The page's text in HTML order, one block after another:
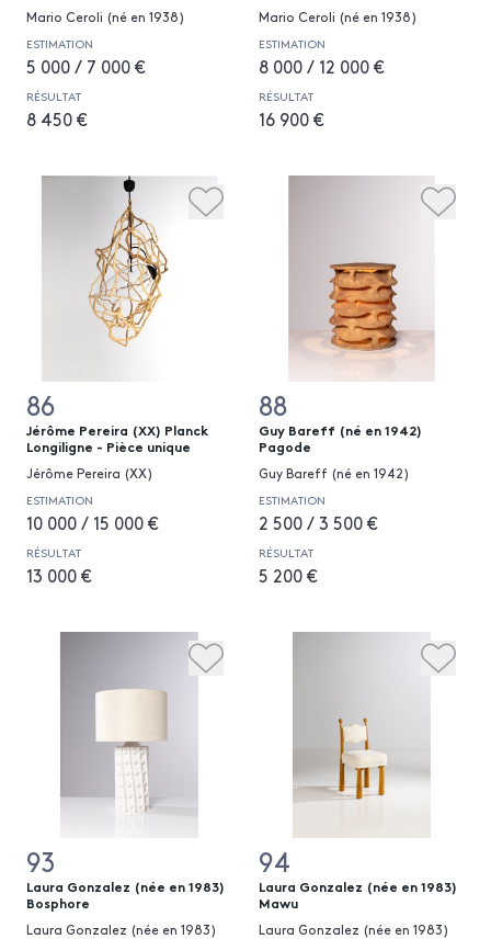
Mario Ceroli (né en 1938)
ESTIMATION
5 000 / 7 000 €
RÉSULTAT
8 450 €
Mario Ceroli (né en 1938)
ESTIMATION
8 000 / 12 000 €
RÉSULTAT
16 900 €
86
Jérôme Pereira (XX) Planck
Longiligne - Pièce unique
Jérôme Pereira (XX)
ESTIMATION
10 000 / 15 000 €
RÉSULTAT
13 000 €
88
Guy Bareff (né en 1942)
Pagode
Guy Bareff (né en 1942)
ESTIMATION
2 500 / 3 500 €
RÉSULTAT
5 200 €
93
Laura Gonzalez (née en 1983)
Bosphore
Laura Gonzalez (née en 1983)
94
Laura Gonzalez (née en 1983)
Mawu
Laura Gonzalez (née en 1983)